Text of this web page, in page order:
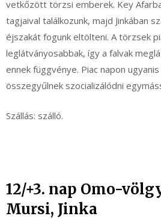
vetkőzött törzsi emberek. Key
tagjaival találkozunk, majd Jinkában
éjszakát fogunk eltölteni. A törzsek
leglátványosabbak, így a falvak
ennek függvénye. Piac napon
összegyűlnek szocializálódni
Szállás: szálló.
12/+3. nap Omo-
Mursi, Jinka